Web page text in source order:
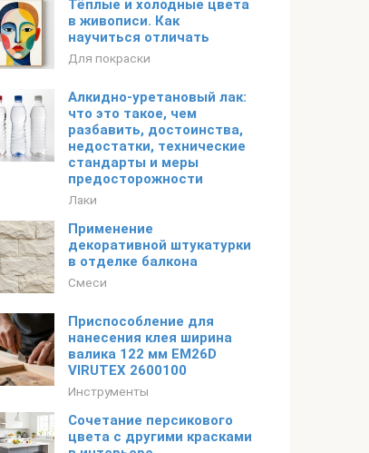
Тёплые и холодные цвета
в живописи. Как
научиться отличать
Для покраски
Алкидно-уретановый лак:
что это такое, чем
разбавить, достоинства,
недостатки, технические
стандарты и меры
предосторожности
Лаки
Применение
декоративной штукатурки
в отделке балкона
Смеси
Приспособление для
нанесения клея ширина
валика 122 мм EM26D
VIRUTEX 2600100
Инструменты
Сочетание персикового
цвета с другими красками